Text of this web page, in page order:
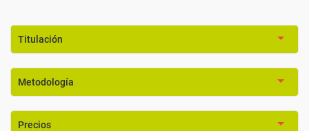
Titulación
Metodología
Precios